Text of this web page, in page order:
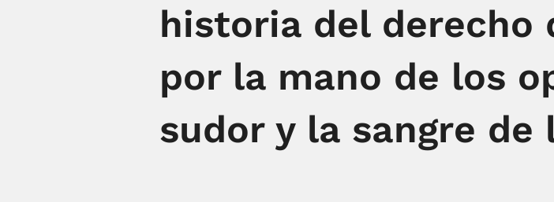
historia del derecho
por la mano de los
sudor y la sangre de